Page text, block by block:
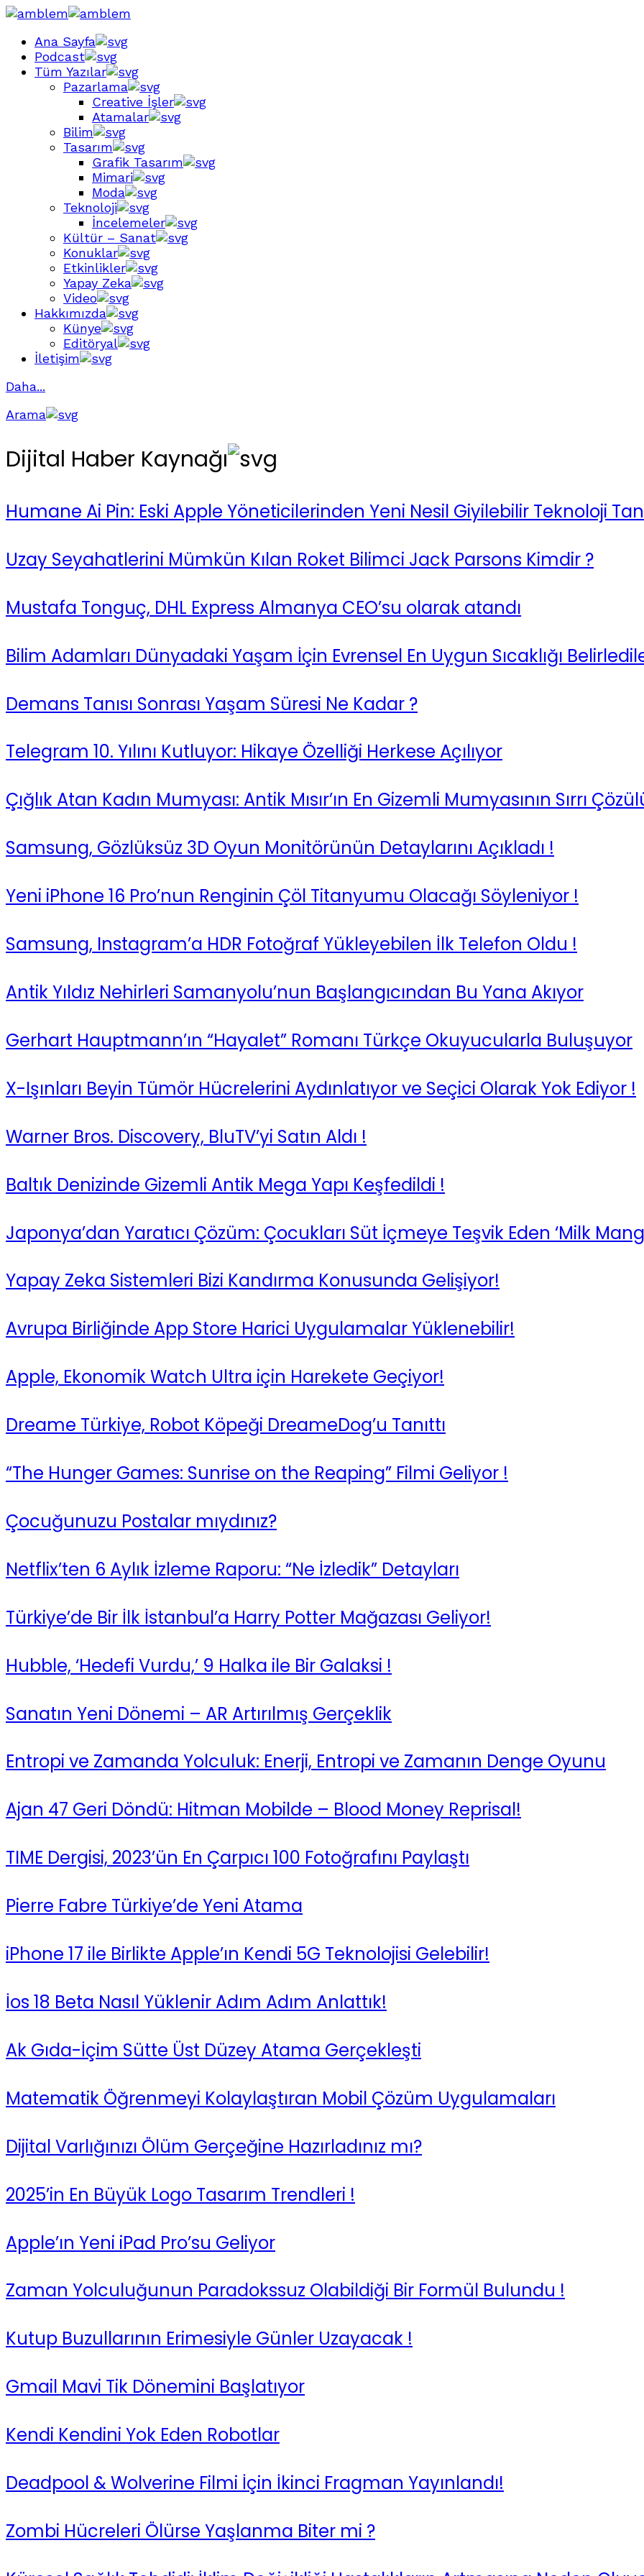
Ana Sayfa
Podcast
Tüm Yazılar
Pazarlama
Creative İşler
Atamalar
Bilim
Tasarım
Grafik Tasarım
Mimari
Moda
Teknoloji
İncelemeler
Kültür – Sanat
Konuklar
Etkinlikler
Yapay Zeka
Video
Hakkımızda
Künye
Editöryal
İletişim
Daha...
Arama
Dijital Haber Kaynağı
Humane Ai Pin: Eski Apple Yöneticilerinden Yeni Nesil Giyilebilir Teknoloji
Uzay Seyahatlerini Mümkün Kılan Roket Bilimci Jack Parsons Kimdir ?
Mustafa Tonguç, DHL Express Almanya CEO’su olarak atandı
Bilim Adamları Dünyadaki Yaşam İçin Evrensel En Uygun Sıcaklığı
Demans Tanısı Sonrası Yaşam Süresi Ne Kadar ?
Telegram 10. Yılını Kutluyor: Hikaye Özelliği Herkese Açılıyor
Çığlık Atan Kadın Mumyası: Antik Mısır’ın En Gizemli Mumyasının Sırrı
Samsung, Gözlüksüz 3D Oyun Monitörünün Detaylarını Açıkladı !
Yeni iPhone 16 Pro’nun Renginin Çöl Titanyumu Olacağı Söyleniyor !
Samsung, Instagram’a HDR Fotoğraf Yükleyebilen İlk Telefon Oldu !
Antik Yıldız Nehirleri Samanyolu’nun Başlangıcından Bu Yana Akıyor
Gerhart Hauptmann’ın “Hayalet” Romanı Türkçe Okuyucularla Buluşuyor
X-Işınları Beyin Tümör Hücrelerini Aydınlatıyor ve Seçici Olarak Yok Ediyor !
Warner Bros. Discovery, BluTV’yi Satın Aldı !
Baltık Denizinde Gizemli Antik Mega Yapı Keşfedildi !
Japonya’dan Yaratıcı Çözüm: Çocukları Süt İçmeye Teşvik Eden ‘Milk
Yapay Zeka Sistemleri Bizi Kandırma Konusunda Gelişiyor!
Avrupa Birliğinde App Store Harici Uygulamalar Yüklenebilir!
Apple, Ekonomik Watch Ultra için Harekete Geçiyor!
Dreame Türkiye, Robot Köpeği DreameDog’u Tanıttı
“The Hunger Games: Sunrise on the Reaping” Filmi Geliyor !
Çocuğunuzu Postalar mıydınız?
Netflix’ten 6 Aylık İzleme Raporu: “Ne İzledik” Detayları
Türkiye’de Bir İlk İstanbul’a Harry Potter Mağazası Geliyor!
Hubble, ‘Hedefi Vurdu,’ 9 Halka ile Bir Galaksi !
Sanatın Yeni Dönemi – AR Artırılmış Gerçeklik
Entropi ve Zamanda Yolculuk: Enerji, Entropi ve Zamanın Denge Oyunu
Ajan 47 Geri Döndü: Hitman Mobilde – Blood Money Reprisal!
TIME Dergisi, 2023’ün En Çarpıcı 100 Fotoğrafını Paylaştı
Pierre Fabre Türkiye’de Yeni Atama
iPhone 17 ile Birlikte Apple’ın Kendi 5G Teknolojisi Gelebilir!
İos 18 Beta Nasıl Yüklenir Adım Adım Anlattık!
Ak Gıda-İçim Sütte Üst Düzey Atama Gerçekleşti
Matematik Öğrenmeyi Kolaylaştıran Mobil Çözüm Uygulamaları
Dijital Varlığınızı Ölüm Gerçeğine Hazırladınız mı?
2025’in En Büyük Logo Tasarım Trendleri !
Apple’ın Yeni iPad Pro’su Geliyor
Zaman Yolculuğunun Paradokssuz Olabildiği Bir Formül Bulundu !
Kutup Buzullarının Erimesiyle Günler Uzayacak !
Gmail Mavi Tik Dönemini Başlatıyor
Kendi Kendini Yok Eden Robotlar
Deadpool & Wolverine Filmi İçin İkinci Fragman Yayınlandı!
Zombi Hücreleri Ölürse Yaşlanma Biter mi ?